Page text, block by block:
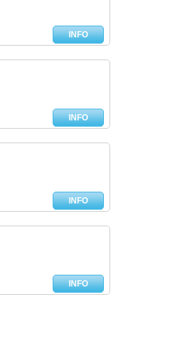
INFO
INFO
INFO
INFO